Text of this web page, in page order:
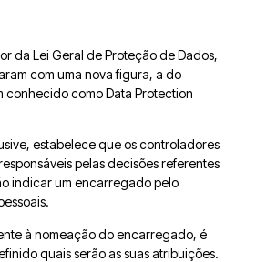
da Lei Geral de Proteção de Dados,
com uma nova figura, a do
conhecido como Data Protection
estabelece que os controladores
pelas decisões referentes
indicar um encarregado pelo
à nomeação do encarregado, é
quais serão as suas atribuições.